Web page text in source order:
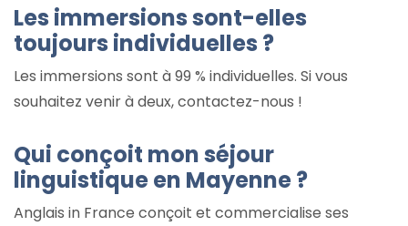
Les immersions sont-elles
toujours individuelles ?
Les immersions sont à 99 % individuelles. Si vous
souhaitez venir à deux, contactez-nous !
Qui conçoit mon séjour
linguistique en Mayenne ?
Anglais in France conçoit et commercialise ses